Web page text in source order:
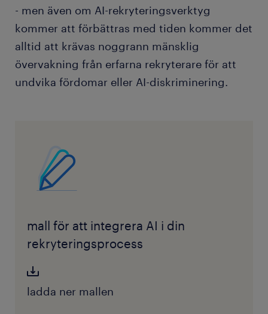
- men även om AI-rekryteringsverktyg
kommer att förbättras med tiden kommer det
alltid att krävas noggrann mänsklig
övervakning från erfarna rekryterare för att
undvika fördomar eller AI-diskriminering.
mall för att integrera AI i din
rekryteringsprocess
ladda ner mallen